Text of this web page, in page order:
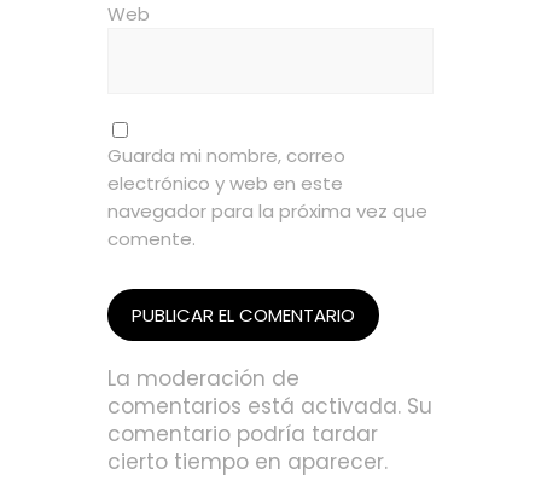
Web
Guarda mi nombre, correo
electrónico y web en este
navegador para la próxima vez que
comente.
La moderación de
comentarios está activada. Su
comentario podría tardar
cierto tiempo en aparecer.